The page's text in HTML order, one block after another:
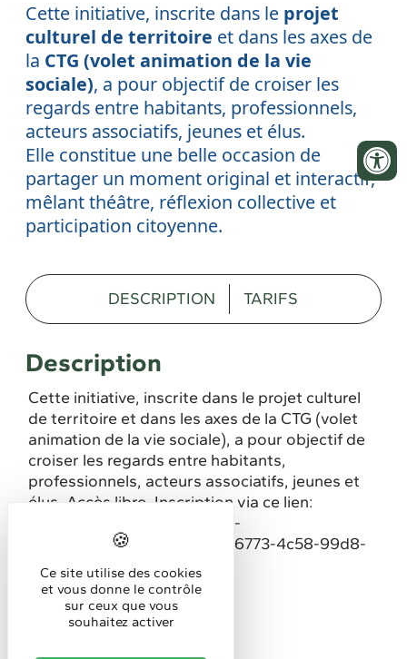
Cette initiative, inscrite dans le projet
culturel de territoire et dans les axes de
la CTG (volet animation de la vie
sociale), a pour objectif de croiser les
regards entre habitants, professionnels,
acteurs associatifs, jeunes et élus.
Elle constitue une belle occasion de
partager un moment original et interactif,
mêlant théâtre, réflexion collective et
participation citoyenne.
DESCRIPTION TARIFS
Description
Cette initiative, inscrite dans le projet culturel
de territoire et dans les axes de la CTG (volet
animation de la vie sociale), a pour objectif de
croiser les regards entre habitants,
professionnels, acteurs associatifs, jeunes et
élus. Accès libre. Inscription via ce lien:
https://doodle.com/sign-up-
sheet/participate/d17f7075-6773-4c58-99d8-
b5e637722240/select
Animation de bienvenue
Ce site utilise des cookies
et vous donne le contrôle
sur ceux que vous
souhaitez activer